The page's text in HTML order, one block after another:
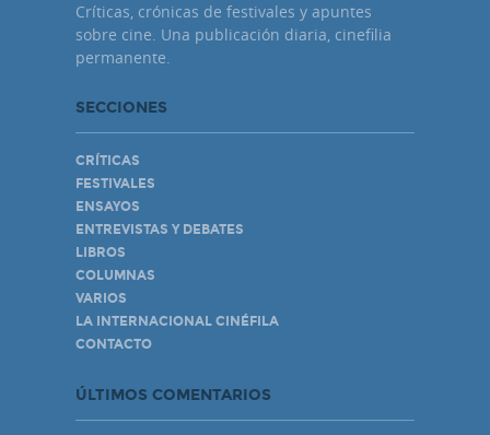
Críticas, crónicas de festivales y apuntes
sobre cine. Una publicación diaria, cinefilia
permanente.
SECCIONES
CRÍTICAS
FESTIVALES
ENSAYOS
ENTREVISTAS Y DEBATES
LIBROS
COLUMNAS
VARIOS
LA INTERNACIONAL CINÉFILA
CONTACTO
ÚLTIMOS COMENTARIOS